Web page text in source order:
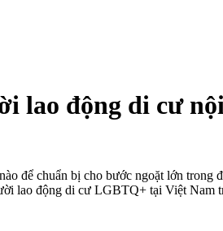
lao động di cư
để chuẩn bị cho bước ngoặt lớn trong
lao động di cư LGBTQ+ tại Việt Nam